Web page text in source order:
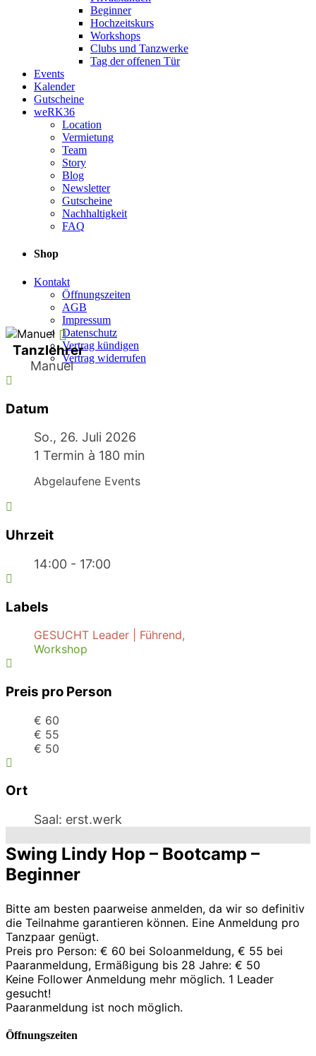
Beginner
Hochzeitskurs
Workshops
Clubs und Tanzwerke
Tag der offenen Tür
Events
Kalender
Gutscheine
weRK36
Location
Vermietung
Team
Story
Blog
Newsletter
Gutscheine
Nachhaltigkeit
FAQ
Shop
Kontakt
Öffnungszeiten
AGB
Impressum
Datenschutz
Vertrag kündigen
Vertrag widerrufen
Tanzlehrer
Manuel
Datum
So., 26. Juli 2026
1 Termin à 180 min
Abgelaufene Events
Uhrzeit
14:00 - 17:00
Labels
GESUCHT Leader | Führend,
Workshop
Preis pro Person
€ 60
€ 55
€ 50
Ort
Saal: erst.werk
Swing Lindy Hop – Bootcamp –
Beginner
Bitte am besten paarweise anmelden, da wir so definitiv
die Teilnahme garantieren können. Eine Anmeldung pro
Tanzpaar genügt.
Preis pro Person: € 60 bei Soloanmeldung, € 55 bei
Paaranmeldung, Ermäßigung bis 28 Jahre: € 50
Keine Follower Anmeldung mehr möglich. 1 Leader
gesucht!
Paaranmeldung ist noch möglich.
Öffnungszeiten